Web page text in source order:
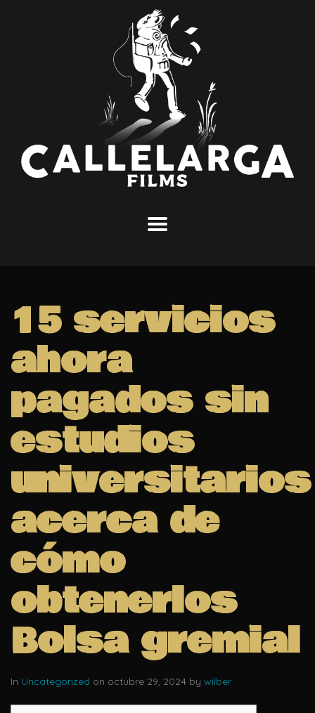
15 servicios
ahora
pagados sin
estudios
universitarios
acerca de
cómo
obtenerlos
Bolsa gremial
In Uncategorized on octubre 29, 2024 by wilber